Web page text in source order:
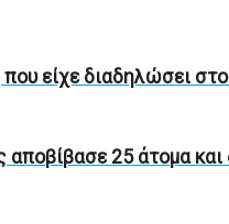
είχε διαδηλώσει
25 άτομα και